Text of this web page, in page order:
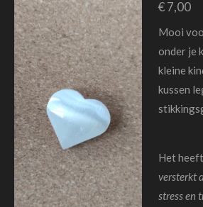
€ 7,00
Mooi
onder je
kleine
kussen
Het heeft
versterkt
stress en